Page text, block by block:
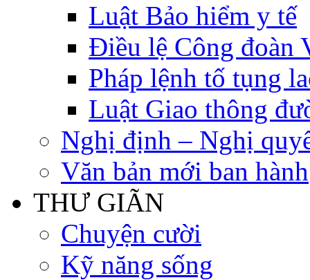
Luật Bảo hiểm y tế
Điều lệ Công đoàn
Pháp lệnh tố tụng
Luật Giao thông
Nghị định – Nghị
Văn bản mới ban hành
THƯ GIÃN
Chuyện cười
Kỹ năng sống